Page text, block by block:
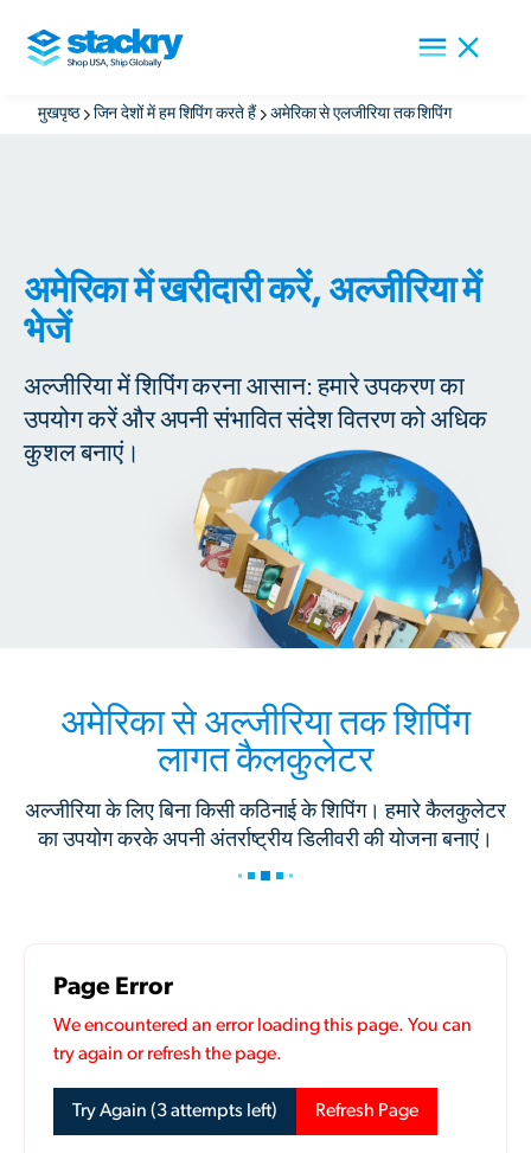
मुखपृष्ठ जिन देशों में हम शिपिंग करते हैं अमेरिका से एलजीरिया तक शिपिंग
अमेरिका में खरीदारी करें, अल्जीरिया में
भेजें
अल्जीरिया में शिपिंग करना आसान: हमारे उपकरण का
उपयोग करें और अपनी संभावित संदेश वितरण को अधिक
कुशल बनाएं।
अमेरिका से अल्जीरिया तक शिपिंग
लागत कैलकुलेटर
अल्जीरिया के लिए बिना किसी कठिनाई के शिपिंग। हमारे कैलकुलेटर
का उपयोग करके अपनी अंतर्राष्ट्रीय डिलीवरी की योजना बनाएं।